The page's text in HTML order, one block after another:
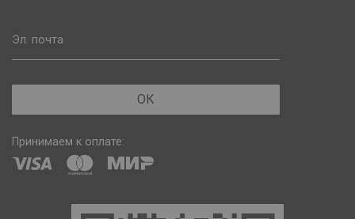
Эл. почта
ОК
Принимаем к оплате: